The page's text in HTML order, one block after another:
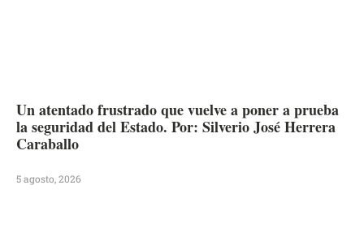
Un atentado frustrado que vuelve a poner a prueba
la seguridad del Estado. Por: Silverio José Herrera
Caraballo
5 agosto, 2026